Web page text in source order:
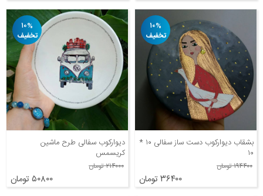
بشقاب دیوارکوب دست ساز سفالی ۱۰ *
۱۰
۱۰%
تخفیف
۱۹۴۴۰۰ تومان
۳۶۴۰۰ تومان
دیوارکوب سفالی طرح ماشین
کریسمس
۱۰%
تخفیف
۲۱۴۰۰۰ تومان
۵۰۸۰۰ تومان